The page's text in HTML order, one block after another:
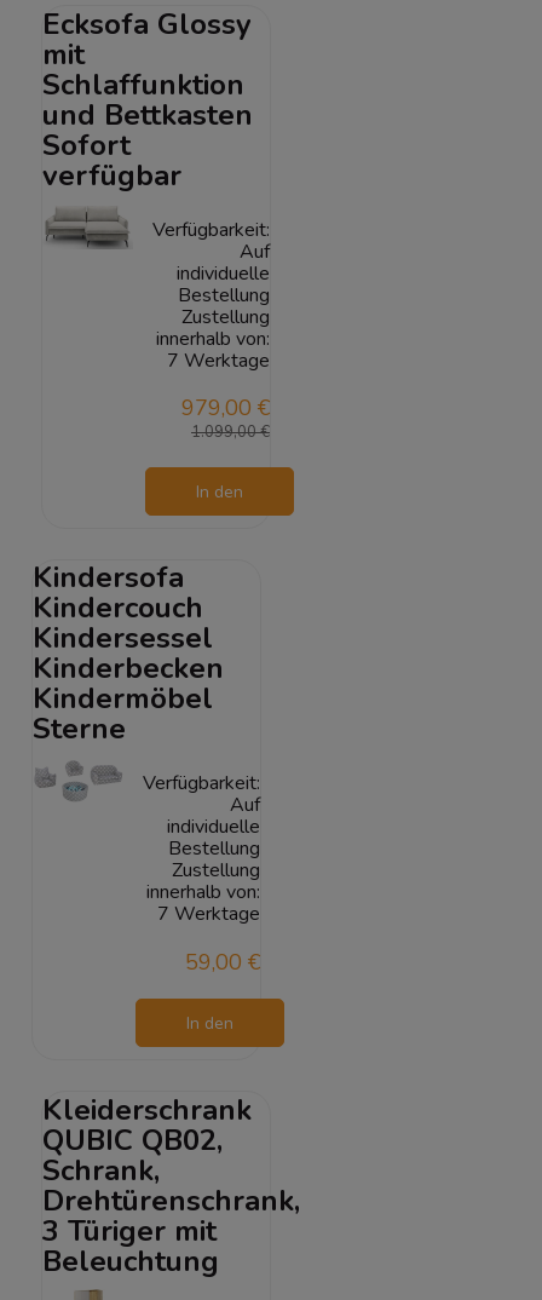
Ecksofa Glossy
mit
Schlaffunktion
und Bettkasten
Sofort
verfügbar
Verfügbarkeit:
Auf
individuelle
Bestellung
Zustellung
innerhalb von:
7 Werktage
979,00 €
1.099,00 €
In den
Kindersofa
Kindercouch
Kindersessel
Kinderbecken
Kindermöbel
Sterne
Verfügbarkeit:
Auf
individuelle
Bestellung
Zustellung
innerhalb von:
7 Werktage
59,00 €
In den
Kleiderschrank
QUBIC QB02,
Schrank,
Drehtürenschrank,
3 Türiger mit
Beleuchtung